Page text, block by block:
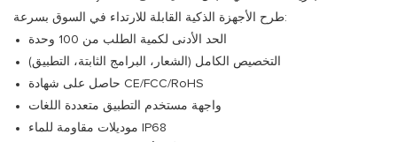
طرح الأجهزة الذكية القابلة للارتداء في السوق بسرعة:
الحد الأدنى لكمية الطلب من 100 وحدة
التخصيص الكامل (الشعار، البرامج الثابتة، التطبيق)
حاصل على شهادة CE/FCC/RoHS
واجهة مستخدم التطبيق متعددة اللغات
موديلات مقاومة للماء IP68